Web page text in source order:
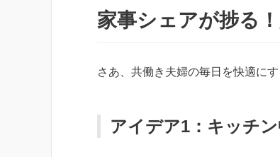
家事シェアが捗る
さあ、共働き夫婦の毎日を快適に
アイデア1：キッチ